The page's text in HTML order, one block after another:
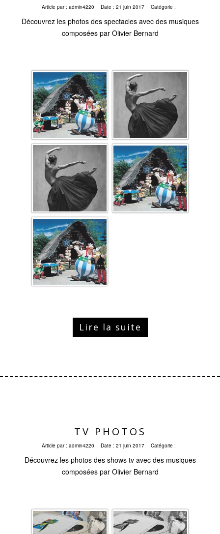
Article par : admin4220 Date : 21 juin 2017 Catégorie :
Découvrez les photos des spectacles avec des musiques
composées par Olivier Bernard
Lire la suite
TV PHOTOS
Article par : admin4220 Date : 21 juin 2017 Catégorie :
Découvrez les photos des shows tv avec des musiques
composées par Olivier Bernard